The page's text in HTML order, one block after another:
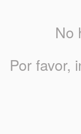
No
Por favor,